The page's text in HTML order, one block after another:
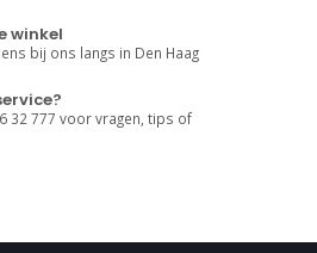
winkel
bij ons langs in Den Haag
32 777 voor vragen, tips of